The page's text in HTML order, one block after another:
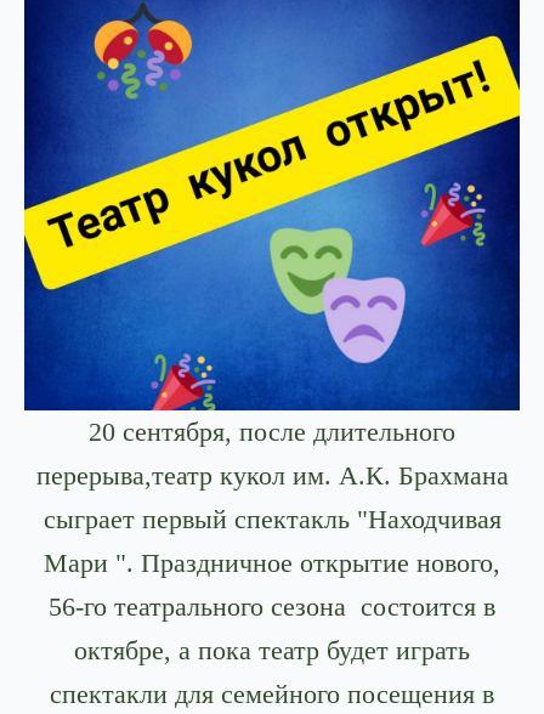
20 сентября, после длительного
перерыва,театр кукол им. А.К. Брахмана
сыграет первый спектакль "Находчивая
Мари ". Праздничное открытие нового,
56-го театрального сезона состоится в
октябре, а пока театр будет играть
спектакли для семейного посещения в